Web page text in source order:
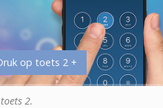
op toets 2 +
2.